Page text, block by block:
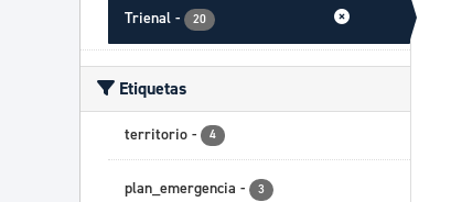
Trienal - 20
Etiquetas
territorio - 4
plan_emergencia - 3